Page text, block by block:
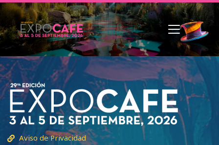
Aviso de Privacidad